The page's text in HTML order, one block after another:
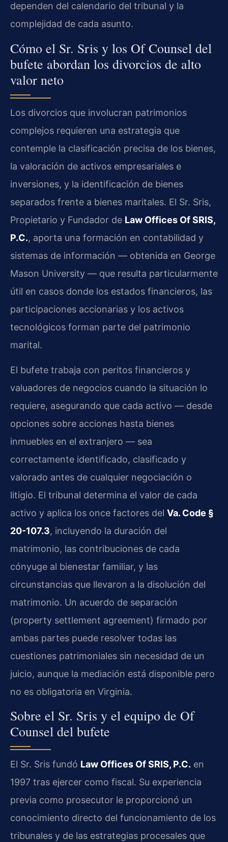
dependen del calendario del tribunal y la
complejidad de cada asunto.
Cómo el Sr. Sris y los Of Counsel del
bufete abordan los divorcios de alto
valor neto
Los divorcios que involucran patrimonios
complejos requieren una estrategia que
contemple la clasificación precisa de los bienes,
la valoración de activos empresariales e
inversiones, y la identificación de bienes
separados frente a bienes maritales. El Sr. Sris,
Propietario y Fundador de Law Offices Of SRIS,
P.C., aporta una formación en contabilidad y
sistemas de información — obtenida en George
Mason University — que resulta particularmente
útil en casos donde los estados financieros, las
participaciones accionarias y los activos
tecnológicos forman parte del patrimonio
marital.
El bufete trabaja con peritos financieros y
valuadores de negocios cuando la situación lo
requiere, asegurando que cada activo — desde
opciones sobre acciones hasta bienes
inmuebles en el extranjero — sea
correctamente identificado, clasificado y
valorado antes de cualquier negociación o
litigio. El tribunal determina el valor de cada
activo y aplica los once factores del Va. Code §
20-107.3, incluyendo la duración del
matrimonio, las contribuciones de cada
cónyuge al bienestar familiar, y las
circunstancias que llevaron a la disolución del
matrimonio. Un acuerdo de separación
(property settlement agreement) firmado por
ambas partes puede resolver todas las
cuestiones patrimoniales sin necesidad de un
juicio, aunque la mediación está disponible pero
no es obligatoria en Virginia.
Sobre el Sr. Sris y el equipo de Of
Counsel del bufete
El Sr. Sris fundó Law Offices Of SRIS, P.C. en
1997 tras ejercer como fiscal. Su experiencia
previa como prosecutor le proporcionó un
conocimiento directo del funcionamiento de los
tribunales y de las estrategias procesales que